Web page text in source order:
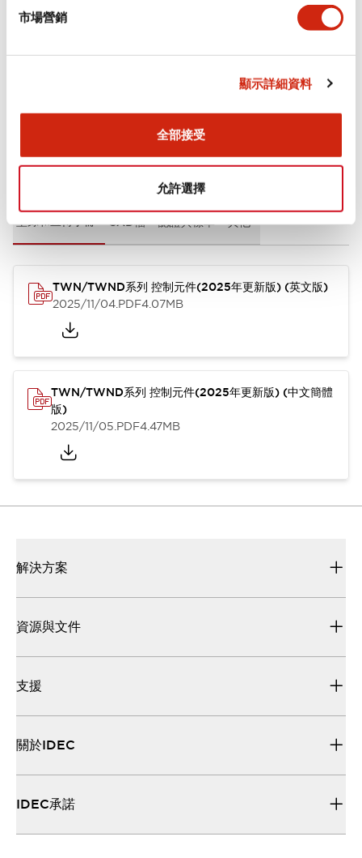
市場營銷
顯示詳細資料
全部接受
允許選擇
機械規格
文件和檔案
型錄和宣傳手冊 CAD檔 認證與標準 其他
TWN/TWND系列 控制元件(2025年更新版) (英文版)
2025/11/04.PDF4.07MB
TWN/TWND系列 控制元件(2025年更新版) (中文簡體
版)
2025/11/05.PDF4.47MB
解決方案
資源與文件
支援
關於IDEC
IDEC承諾